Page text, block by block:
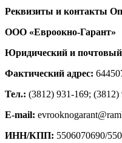
Реквизиты и контакты
ООО «Евроокно-Гарант»
Юридический и почтовый
Фактический адрес:
Тел.: (3812) 931-169; (3812)
E-mail:
ИНН/КПП: 5506070690/